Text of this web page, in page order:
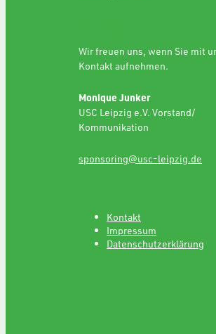
Wir freuen uns, wenn Sie mit
Kontakt aufnehmen.
Monique Junker
USC Leipzig e.V. Vorstand/
Kommunikation
sponsoring@usc-leipzig.de
Kontakt
Impressum
Datenschutzerklärung